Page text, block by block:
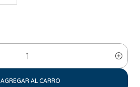
AGREGAR AL CARRO